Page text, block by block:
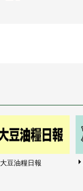
大豆油糧日報